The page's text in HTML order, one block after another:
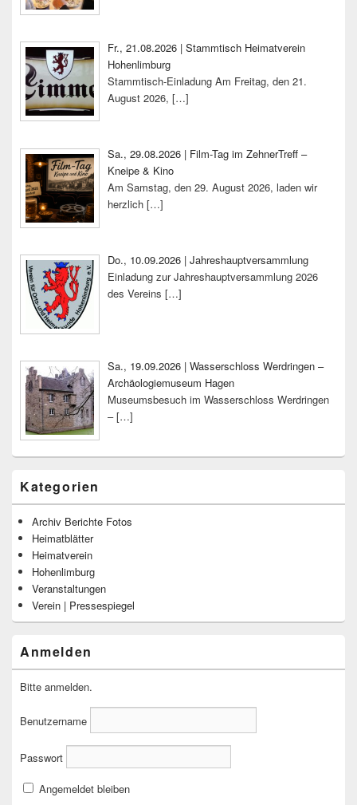
Fr., 21.08.2026 | Stammtisch Heimatverein
Hohenlimburg
Stammtisch-Einladung Am Freitag, den 21.
August 2026, […]
Sa., 29.08.2026 | Film-Tag im ZehnerTreff –
Kneipe & Kino
Am Samstag, den 29. August 2026, laden wir
herzlich […]
Do., 10.09.2026 | Jahreshauptversammlung
Einladung zur Jahreshauptversammlung 2026
des Vereins […]
Sa., 19.09.2026 | Wasserschloss Werdringen –
Archäologiemuseum Hagen
Museumsbesuch im Wasserschloss Werdringen
–[…]
Kategorien
Archiv Berichte Fotos
Heimatblätter
Heimatverein
Hohenlimburg
Veranstaltungen
Verein | Pressespiegel
Anmelden
Bitte anmelden.
Benutzername
Passwort
Angemeldet bleiben